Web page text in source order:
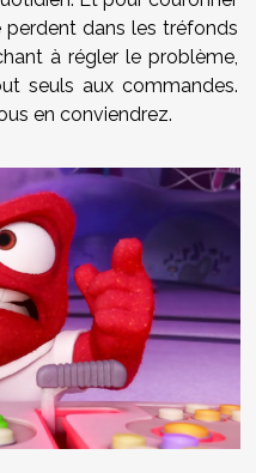
dans les tréfonds
à régler le problème,
seuls aux commandes.
en conviendrez.